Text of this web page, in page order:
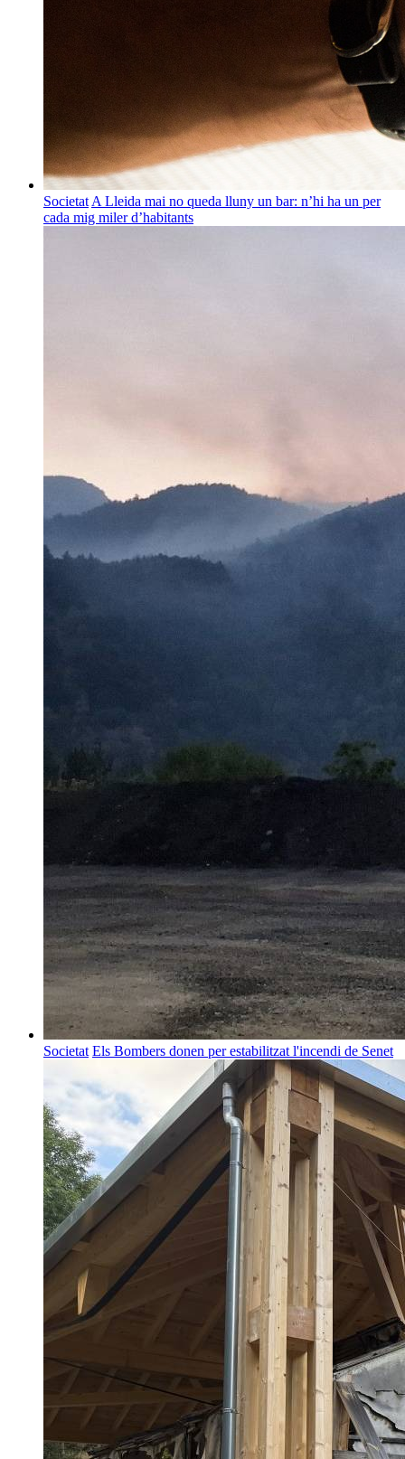
Societat A Lleida mai no queda lluny un bar: n’hi ha un per
cada mig miler d’habitants
Societat Els Bombers donen per estabilitzat l'incendi de Senet